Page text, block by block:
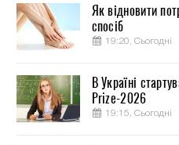
Як відновити
спосіб
19:20, Сьогодні
В Україні
Prize-2026
19:15, Сьогодні